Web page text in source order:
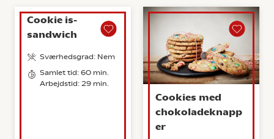
Cookie is-
sandwich
Sværhedsgrad: Nem
Samlet tid: 60 min.
Arbejdstid: 29 min.
Cookies med
chokoladeknapp
er